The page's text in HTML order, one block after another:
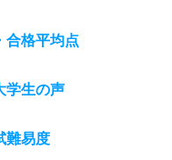
合格平均点
学生の声
難易度